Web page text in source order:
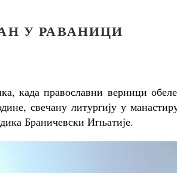
У РАВАНИЦИ
када православни верници
свечану литургију у
Браничевски Игњатије.